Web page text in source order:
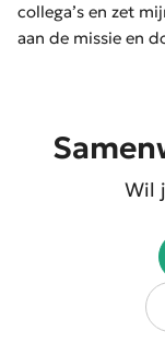
collega’s en zet
aan de missie en
Wil